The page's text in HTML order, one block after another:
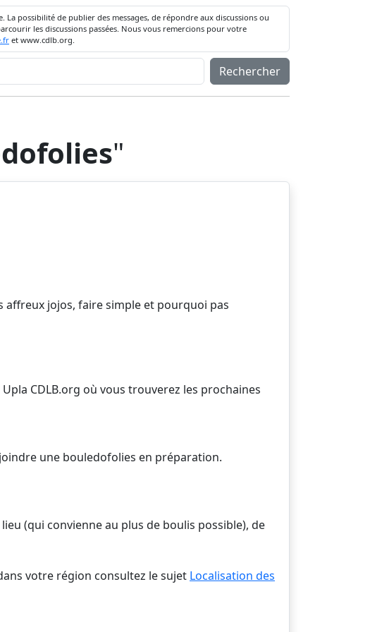
possibilité de publier des messages, de répondre aux discussions ou
les discussions passées. Nous vous remercions pour votre
et www.cdlb.org.
Rechercher
"
affreux jojos, faire simple et pourquoi pas
CDLB.org où vous trouverez les prochaines
une bouledofolies en préparation.
(qui convienne au plus de boulis possible), de
votre région consultez le sujet Localisation des